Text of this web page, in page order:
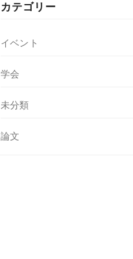
カテゴリー
イベント
学会
未分類
論文